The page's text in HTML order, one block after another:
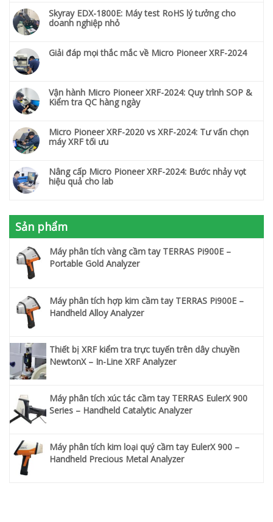
Skyray EDX-1800E: Máy test RoHS lý tưởng cho
doanh nghiệp nhỏ
Giải đáp mọi thắc mắc về Micro Pioneer XRF-2024
Vận hành Micro Pioneer XRF-2024: Quy trình SOP &
Kiểm tra QC hàng ngày
Micro Pioneer XRF-2020 vs XRF-2024: Tư vấn chọn
máy XRF tối ưu
Nâng cấp Micro Pioneer XRF-2024: Bước nhảy vọt
hiệu quả cho lab
Sản phẩm
Máy phân tích vàng cầm tay TERRAS Pi900E –
Portable Gold Analyzer
Máy phân tích hợp kim cầm tay TERRAS Pi900E –
Handheld Alloy Analyzer
Thiết bị XRF kiểm tra trực tuyến trên dây chuyền
NewtonX – In-Line XRF Analyzer
Máy phân tích xúc tác cầm tay TERRAS EulerX 900
Series – Handheld Catalytic Analyzer
Máy phân tích kim loại quý cầm tay EulerX 900 –
Handheld Precious Metal Analyzer